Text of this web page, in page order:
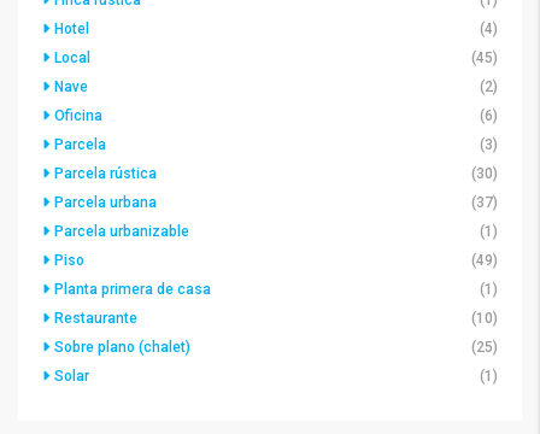
Hotel
(4)
Local
(45)
Nave
(2)
Oficina
(6)
Parcela
(3)
Parcela rústica
(30)
Parcela urbana
(37)
Parcela urbanizable
(1)
Piso
(49)
Planta primera de casa
(1)
Restaurante
(10)
Sobre plano (chalet)
(25)
Solar
(1)